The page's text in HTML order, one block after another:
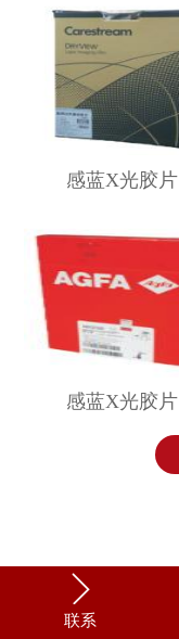
感蓝X光胶片
感蓝X光胶片

联系